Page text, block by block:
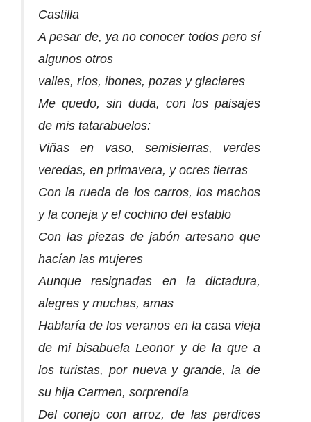
Castilla
A pesar de, ya no conocer todos pero sí
algunos otros
valles, ríos, ibones, pozas y glaciares
Me quedo, sin duda, con los paisajes
de mis tatarabuelos:
Viñas en vaso, semisierras, verdes
veredas, en primavera, y ocres tierras
Con la rueda de los carros, los machos
y la coneja y el cochino del establo
Con las piezas de jabón artesano que
hacían las mujeres
Aunque resignadas en la dictadura,
alegres y muchas, amas
Hablaría de los veranos en la casa vieja
de mi bisabuela Leonor y de la que a
los turistas, por nueva y grande, la de
su hija Carmen, sorprendía
Del conejo con arroz, de las perdices